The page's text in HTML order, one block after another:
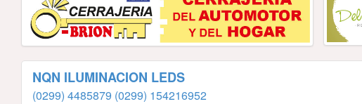
NQN ILUMINACION LEDS
(0299) 4485879 (0299) 154216952